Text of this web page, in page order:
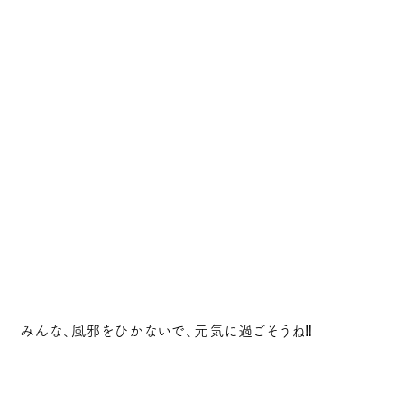
みんな、風邪をひかないで、元気に過ごそうね‼